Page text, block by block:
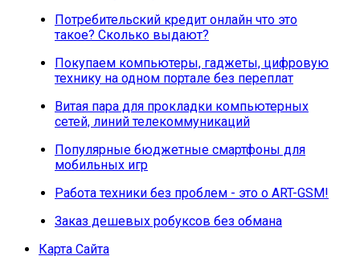
Потребительский кредит онлайн что это
такое? Сколько выдают?
Покупаем компьютеры, гаджеты, цифровую
технику на одном портале без переплат
Витая пара для прокладки компьютерных
сетей, линий телекоммуникаций
Популярные бюджетные смартфоны для
мобильных игр
Работа техники без проблем - это о ART-GSM!
Заказ дешевых робуксов без обмана
Карта Сайта